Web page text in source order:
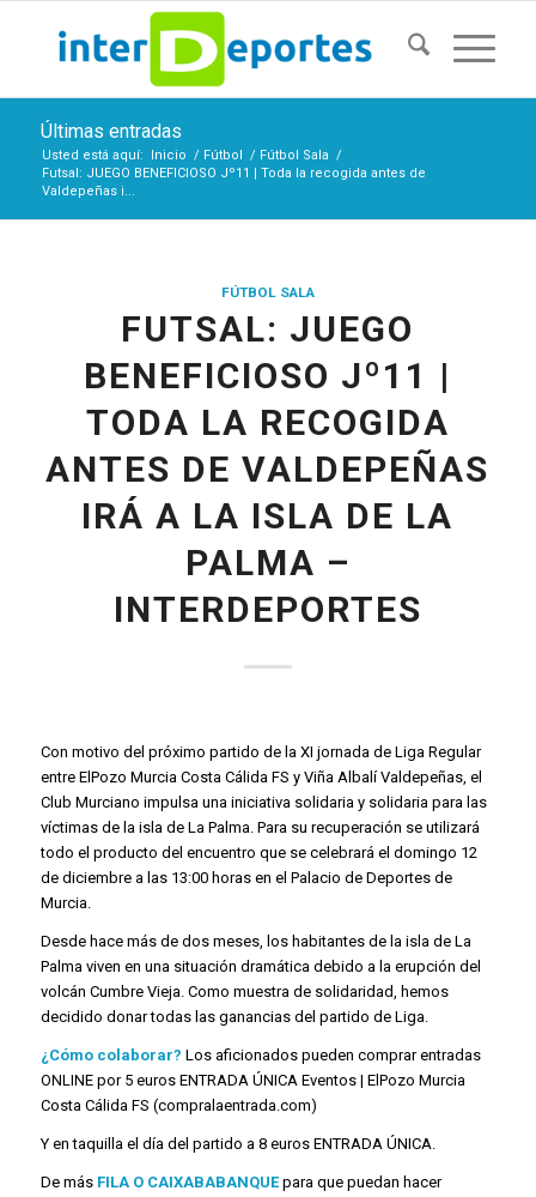
Últimas entradas
Usted está aquí: Inicio / Fútbol / Fútbol Sala /
Futsal: JUEGO BENEFICIOSO Jº11 | Toda la recogida antes de
Valdepeñas i...
FÚTBOL SALA
FUTSAL: JUEGO
BENEFICIOSO Jº11 |
TODA LA RECOGIDA
ANTES DE VALDEPEÑAS
IRÁ A LA ISLA DE LA
PALMA –
INTERDEPORTES
Con motivo del próximo partido de la XI jornada de Liga Regular
entre ElPozo Murcia Costa Cálida FS y Viña Albalí Valdepeñas, el
Club Murciano impulsa una iniciativa solidaria y solidaria para las
víctimas de la isla de La Palma. Para su recuperación se utilizará
todo el producto del encuentro que se celebrará el domingo 12
de diciembre a las 13:00 horas en el Palacio de Deportes de
Murcia.
Desde hace más de dos meses, los habitantes de la isla de La
Palma viven en una situación dramática debido a la erupción del
volcán Cumbre Vieja. Como muestra de solidaridad, hemos
decidido donar todas las ganancias del partido de Liga.
¿Cómo colaborar? Los aficionados pueden comprar entradas
ONLINE por 5 euros ENTRADA ÚNICA Eventos | ElPozo Murcia
Costa Cálida FS (compralaentrada.com)
Y en taquilla el día del partido a 8 euros ENTRADA ÚNICA.
De más FILA O CAIXABABANQUEpara que puedan hacer